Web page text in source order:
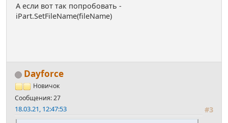
А если вот так попробовать -
iPart.SetFileName(fileName)
Dayforce
Новичок
Сообщения: 27
#3
18.03.21, 12:47:53